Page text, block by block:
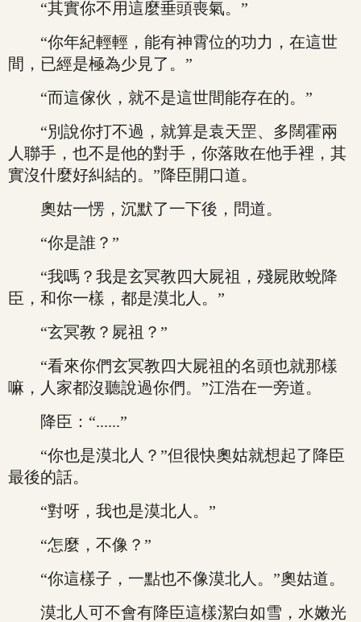
“其實你不用這麼垂頭喪氣。”
“你年紀輕輕，能有神霄位的功力，在這世
間，已經是極為少見了。”
“而這傢伙，就不是這世間能存在的。”
“別說你打不過，就算是袁天罡、多闊霍兩
人聯手，也不是他的對手，你落敗在他手裡，其
實沒什麼好糾結的。”降臣開口道。
奧姑一愣，沉默了一下後，問道。
“你是誰？”
“我嗎？我是玄冥教四大屍祖，殘屍敗蛻降
臣，和你一樣，都是漠北人。”
“玄冥教？屍祖？”
“看來你們玄冥教四大屍祖的名頭也就那樣
嘛，人家都沒聽說過你們。”江浩在一旁道。
降臣：“......”
“你也是漠北人？”但很快奧姑就想起了降臣
最後的話。
“對呀，我也是漠北人。”
“怎麼，不像？”
“你這樣子，一點也不像漠北人。”奧姑道。
漠北人可不會有降臣這樣潔白如雪，水嫩光